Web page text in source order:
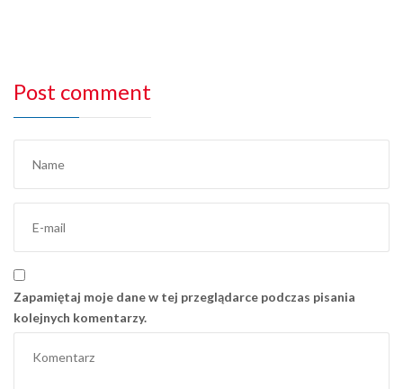
Post comment
Zapamiętaj moje dane w tej przeglądarce podczas pisania
kolejnych komentarzy.